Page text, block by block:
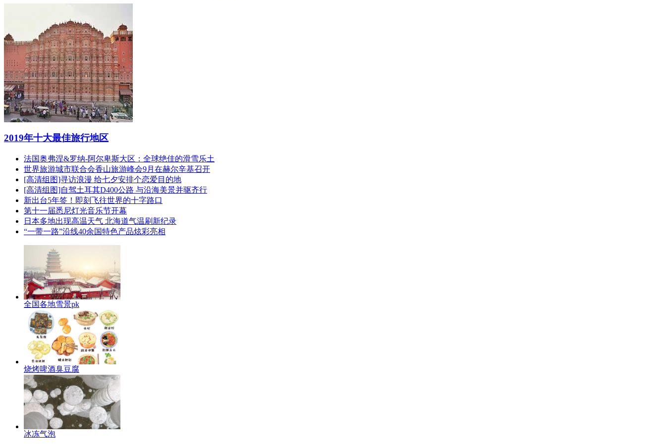
2019年十大最佳旅行地区
法国奥弗涅&罗纳-阿尔卑斯大区：全球绝佳的滑雪乐土
世界旅游城市联合会香山旅游峰会9月在赫尔辛基召开
[高清组图]寻访浪漫 给七夕安排个恋爱目的地
[高清组图]自驾土耳其D400公路 与沿海美景并驱齐行
新出台5年签！即刻飞往世界的十字路口
第十一届悉尼灯光音乐节开幕
日本多地出现高温天气 北海道气温刷新纪录
“一带一路”沿线40余国特色产品炫彩亮相
全国各地雪景pk
烧烤啤酒臭豆腐
冰冻气泡